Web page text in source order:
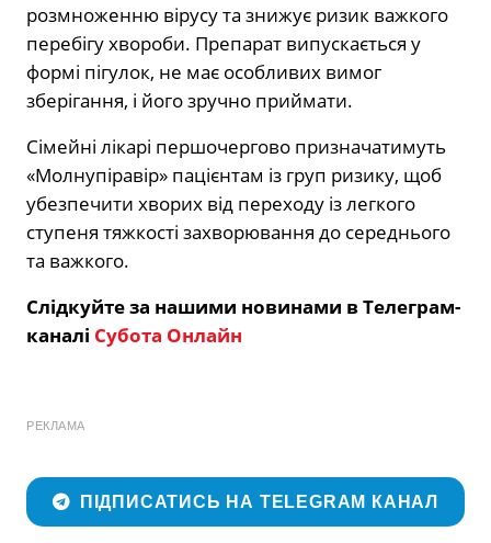
розмноженню вірусу та знижує ризик важкого
перебігу хвороби. Препарат випускається у
формі пігулок, не має особливих вимог
зберігання, і його зручно приймати.
Сімейні лікарі першочергово призначатимуть
«Молнупіравір» пацієнтам із груп ризику, щоб
убезпечити хворих від переходу із легкого
ступеня тяжкості захворювання до середнього
та важкого.
Слідкуйте за нашими новинами в Телеграм-
каналі Субота Онлайн
РЕКЛАМА
ПІДПИСАТИСЬ НА TELEGRAM КАНАЛ